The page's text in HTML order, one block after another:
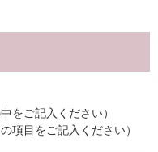
をご記入ください）
項目をご記入ください）